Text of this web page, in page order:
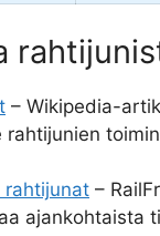
– Wikipedia-
rahtijunien
rahtijunat –
ajankohtaista